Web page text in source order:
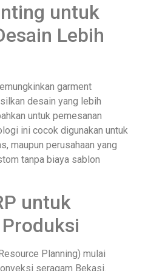
untuk
Lebih
garment
desain yang lebih
untuk pemesanan
ini cocok digunakan untuk
maupun perusahaan yang
tanpa biaya sablon
untuk
Planning) mulai
seragam Bekasi.